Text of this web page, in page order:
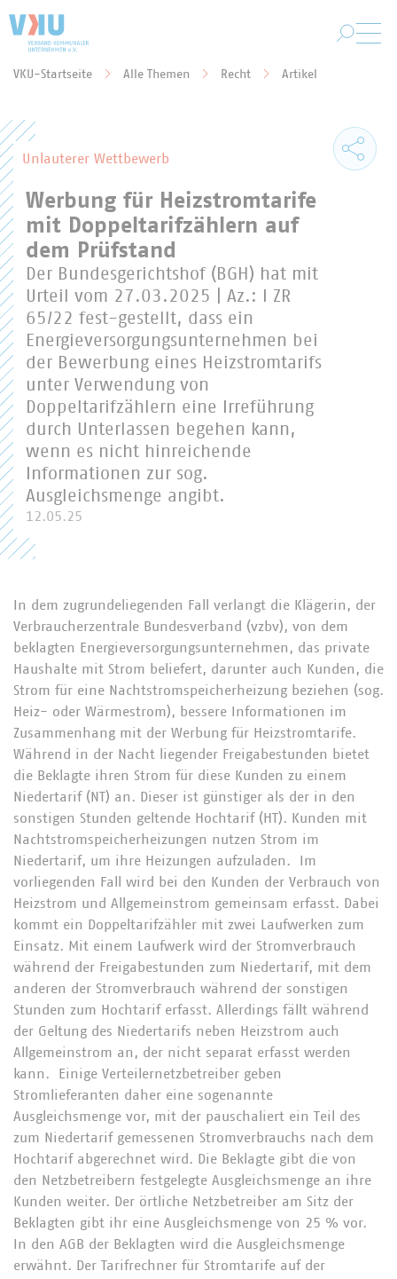
VKU-Startseite Alle Themen Recht Artikel
Unlauterer Wettbewerb
Werbung für Heizstromtarife
mit Doppeltarifzählern auf
dem Prüfstand
Der Bundesgerichtshof (BGH) hat mit
Urteil vom 27.03.2025 | Az.: I ZR
65/22 fest-gestellt, dass ein
Energieversorgungsunternehmen bei
der Bewerbung eines Heizstromtarifs
unter Verwendung von
Doppeltarifzählern eine Irreführung
durch Unterlassen begehen kann,
wenn es nicht hinreichende
Informationen zur sog.
Ausgleichsmenge angibt.
12.05.25
In dem zugrundeliegenden Fall verlangt die Klägerin, der
Verbraucherzentrale Bundesverband (vzbv), von dem
beklagten Energieversorgungsunternehmen, das private
Haushalte mit Strom beliefert, darunter auch Kunden, die
Strom für eine Nachtstromspeicherheizung beziehen (sog.
Heiz- oder Wärmestrom), bessere Informationen im
Zusammenhang mit der Werbung für Heizstromtarife.
Während in der Nacht liegender Freigabestunden bietet
die Beklagte ihren Strom für diese Kunden zu einem
Niedertarif (NT) an. Dieser ist günstiger als der in den
sonstigen Stunden geltende Hochtarif (HT). Kunden mit
Nachtstromspeicherheizungen nutzen Strom im
Niedertarif, um ihre Heizungen aufzuladen. Im
vorliegenden Fall wird bei den Kunden der Verbrauch von
Heizstrom und Allgemeinstrom gemeinsam erfasst. Dabei
kommt ein Doppeltarifzähler mit zwei Laufwerken zum
Einsatz. Mit einem Laufwerk wird der Stromverbrauch
während der Freigabestunden zum Niedertarif, mit dem
anderen der Stromverbrauch während der sonstigen
Stunden zum Hochtarif erfasst. Allerdings fällt während
der Geltung des Niedertarifs neben Heizstrom auch
Allgemeinstrom an, der nicht separat erfasst werden
kann. Einige Verteilernetzbetreiber geben
Stromlieferanten daher eine sogenannte
Ausgleichsmenge vor, mit der pauschaliert ein Teil des
zum Niedertarif gemessenen Stromverbrauchs nach dem
Hochtarif abgerechnet wird. Die Beklagte gibt die von
den Netzbetreibern festgelegte Ausgleichsmenge an ihre
Kunden weiter. Der örtliche Netzbetreiber am Sitz der
Beklagten gibt ihr eine Ausgleichsmenge von 25 % vor.
In den AGB der Beklagten wird die Ausgleichsmenge
erwähnt. Der Tarifrechner für Stromtarife auf der